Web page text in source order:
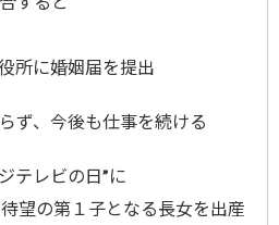
所に婚姻届を提出
ず、今後も仕事を続ける
テレビの日”に
望の第１子となる長女を出産